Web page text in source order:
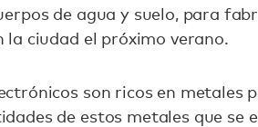
de agua y suelo, para
la ciudad el próximo verano.
son ricos en metales
de estos metales que se